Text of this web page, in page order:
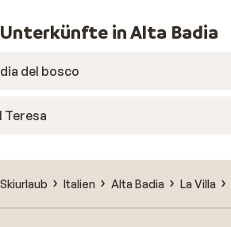
in Alta Badia
del bosco
Skiurlaub Italien Alta Badia La Villa